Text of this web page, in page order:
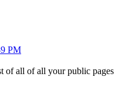
PM
of all of all your public pages